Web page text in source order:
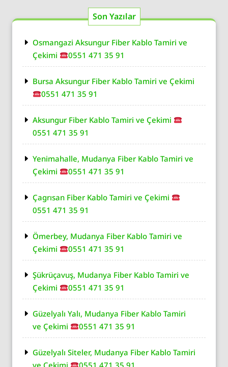
Son Yazılar
Osmangazi Aksungur Fiber Kablo Tamiri ve
Çekimi
0551 471 35 91
Bursa Aksungur Fiber Kablo Tamiri ve Çekimi
0551 471 35 91
Aksungur Fiber Kablo Tamiri ve Çekimi
0551 471 35 91
Yenimahalle, Mudanya Fiber Kablo Tamiri ve
Çekimi
0551 471 35 91
Çagrısan Fiber Kablo Tamiri ve Çekimi
0551 471 35 91
Ömerbey, Mudanya Fiber Kablo Tamiri ve
Çekimi
0551 471 35 91
Şükrüçavuş, Mudanya Fiber Kablo Tamiri ve
Çekimi
0551 471 35 91
Güzelyalı Yalı, Mudanya Fiber Kablo Tamiri
ve Çekimi
0551 471 35 91
Güzelyalı Siteler, Mudanya Fiber Kablo Tamiri